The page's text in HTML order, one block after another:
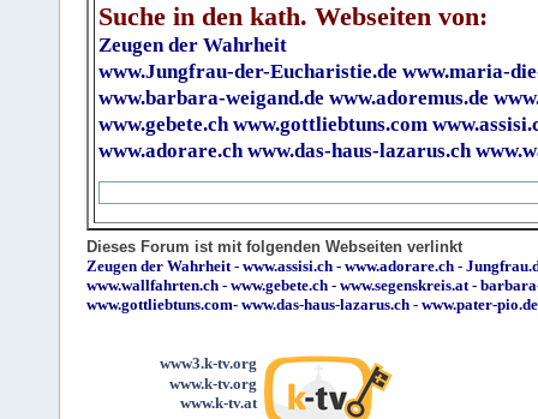
Suche in den kath. Webseiten von:
Zeugen der Wahrheit
www.Jungfrau-der-Eucharistie.de www.maria-
www.barbara-weigand.de www.adoremus.de
www.gebete.ch www.gottliebtuns.com
www.adorare.ch www.das-haus-lazarus.ch
Dieses Forum ist mit folgenden Webseiten verlinkt
Zeugen der Wahrheit- www.assisi.ch - www.adorare.ch -
www.wallfahrten.ch - www.gebete.ch - www.segenskreis.at-
www.gottliebtuns.com- www.das-haus-lazarus.ch - www.pater-pio.de
www3.k-tv.org
www.k-tv.org
www.k-tv.at